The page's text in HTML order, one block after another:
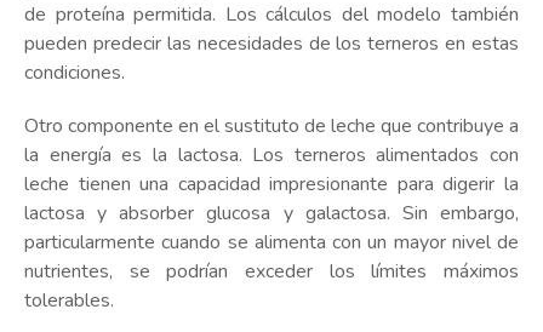
de proteína permitida. Los cálculos del modelo también
pueden predecir las necesidades de los terneros en estas
condiciones.
Otro componente en el sustituto de leche que contribuye a
la energía es la lactosa. Los terneros alimentados con
leche tienen una capacidad impresionante para digerir la
lactosa y absorber glucosa y galactosa. Sin embargo,
particularmente cuando se alimenta con un mayor nivel de
nutrientes, se podrían exceder los límites máximos
tolerables.